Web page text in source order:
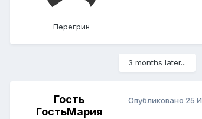
Перегрин
3 months later...
Гость
ГостьМария
Опубликовано 25